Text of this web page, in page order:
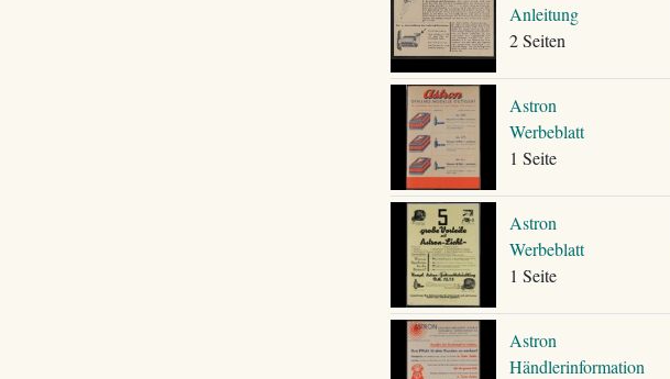
Anleitung
2 Seiten
Astron
Werbeblatt
1 Seite
Astron
Werbeblatt
1 Seite
Astron
Händlerinformation